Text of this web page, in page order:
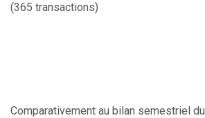
(365 transactions)
Comparativement au bilan semestriel du